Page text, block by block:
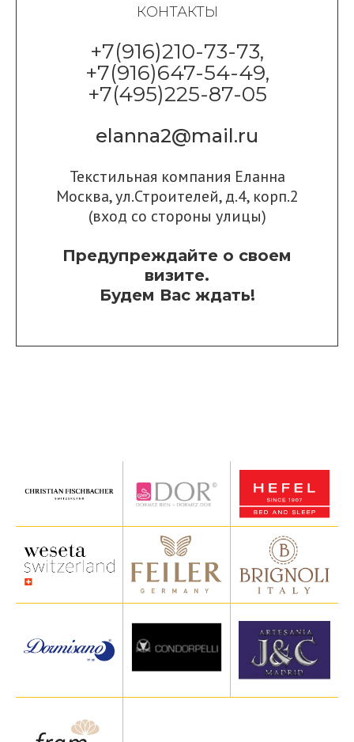
КОНТАКТЫ
+7(916)210-73-73,
+7(916)647-54-49,
+7(495)225-87-05
elanna2@mail.ru
Текстильная компания Еланна
Москва, ул.Строителей, д.4, корп.2
(вход со стороны улицы)
Предупреждайте о своем
визите.
Будем Вас ждать!